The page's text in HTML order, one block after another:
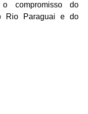
compromisso do
Rio Paraguai e do